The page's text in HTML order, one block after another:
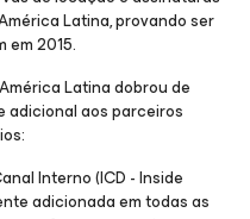
Latina, provando ser
em 2015.
Latina dobrou de
aos parceiros
Interno (ICD - Inside
adicionada em todas as